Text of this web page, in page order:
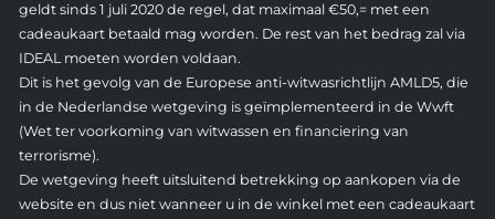
geldt sinds 1 juli 2020 de regel, dat maximaal €50,= met een
cadeaukaart betaald mag worden. De rest van het bedrag zal via
IDEAL moeten worden voldaan.
Dit is het gevolg van de Europese anti-witwasrichtlijn AMLD5, die
in de Nederlandse wetgeving is geïmplementeerd in de Wwft
(Wet ter voorkoming van witwassen en financiering van
terrorisme).
De wetgeving heeft uitsluitend betrekking op aankopen via de
website en dus niet wanneer u in de winkel met een cadeaukaart